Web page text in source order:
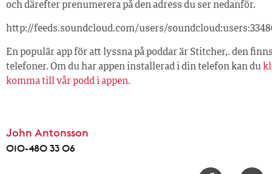
och därefter prenumerera på den adress du ser nedanför.
http://feeds.soundcloud.com/users/
En populär app för att lyssna på poddar är Stitcher,. den
telefoner. Om du har appen installerad i din telefon kan du
komma till vår podd i appen.
John Antonsson
010-480 33 06